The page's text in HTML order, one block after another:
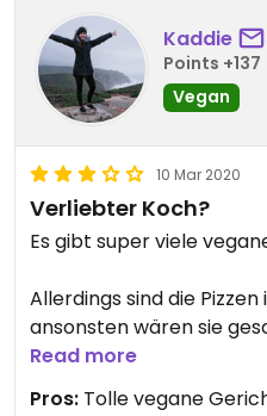
Kaddie
Points +137
Vegan
10 Mar 2020
Verliebter Koch?
Allerdings sind die Pizzen
ansonsten wären sie
Ist aber auch bei den
Read more
Pros: Tolle vegane